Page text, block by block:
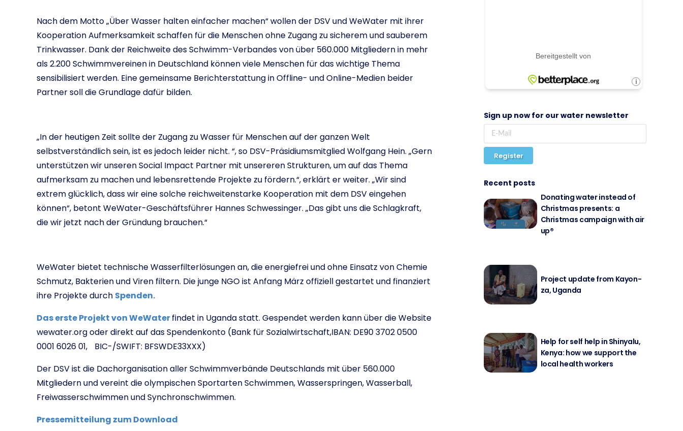
Nach dem Motto „Über Wasser halten einfacher machen“ wollen der DSV und WeWater mit ihrer
Kooperation Aufmerksamkeit schaffen für die Menschen ohne Zugang zu sicherem und sauberem
Trinkwasser. Dank der Reichweite des Schwimm-Verbandes von über 560.000 Mitgliedern in mehr
als 2.200 Schwimmvereinen in Deutschland können viele Menschen für das wichtige Thema
sensibilisiert werden. Eine gemeinsame Berichterstattung in Offline- und Online-Medien beider
Partner soll die Grundlage dafür bilden.
„In der heutigen Zeit sollte der Zugang zu Wasser für Menschen auf der ganzen Welt
selbstverständlich sein, ist es jedoch leider nicht. “, so DSV-Präsidiumsmitglied Wolfgang Hein. „Gern
unterstützen wir unseren Social Impact Partner mit unsereren Strukturen, um auf das Thema
aufmerksam zu machen und lebensrettende Projekte zu fördern.“, erklärt er weiter. „Wir sind
extrem glücklich, dass wir eine solche reichweitenstarke Kooperation mit dem DSV eingehen
können“, betont WeWater-Geschäftsführer Hannes Schwessinger. „Das gibt uns die Schlagkraft,
die wir jetzt nach der Gründung brauchen.“
WeWater bietet technische Wasserfilterlösungen an, die energiefrei und ohne Einsatz von Chemie
Schmutz, Bakterien und Viren filtern. Die junge NGO ist Anfang März offiziell gestartet und finanziert
ihre Projekte durch Spenden.
Das erste Projekt von WeWaterfindet in Uganda statt. Gespendet werden kann über die Website
wewater.org oder direkt auf das Spendenkonto (Bank für Sozialwirtschaft,IBAN: DE90 3702 0500
0001 6026 01, BIC-/SWIFT: BFSWDE33XXX)
Der DSV ist die Dachorganisation aller Schwimmverbände Deutschlands mit über 560.000
Mitgliedern und vereint die olympischen Sportarten Schwimmen, Wasserspringen, Wasserball,
Freiwasserschwimmen und Synchronschwimmen.
Pressemitteilung zum Download
Sign up now for our water newsletter
Register
Recent posts
Do­na­ting wa­ter in­s­tead of
Christ­mas pres­ents: a
Christ­mas cam­pai­gn with air
up®
Pro­ject up­date from Kayon­
za, Ugan­da
Help for self help in Shin­ya­lu,
Ke­nya: how we sup­port the
lo­cal health workers